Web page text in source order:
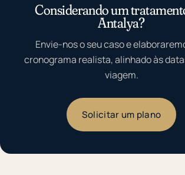
Considerando um
Antalya?
Envie-nos o seu caso e
cronograma realista, alinhado às
viagem.
Solicitar um plano